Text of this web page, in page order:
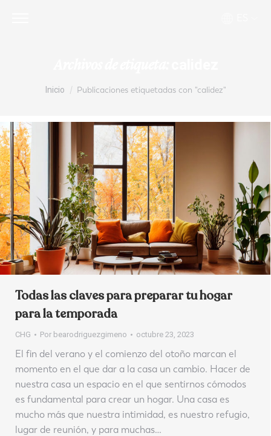
Estás aquí:
Inicio Publicaciones etiquetadas con "calidez"
Todas las claves para preparar tu hogar
para la temporada
CHG Por bearodriguezgimeno octubre 23, 2023
El fin del verano y el comienzo del otoño marcan el
momento en el que dar a la casa un cambio. Hacer de
nuestra casa un espacio en el que sentirnos cómodos
es fundamental para crear un hogar. Una casa es
mucho más que nuestra intimidad, es nuestro refugio,
lugar de reunión, y para muchas…